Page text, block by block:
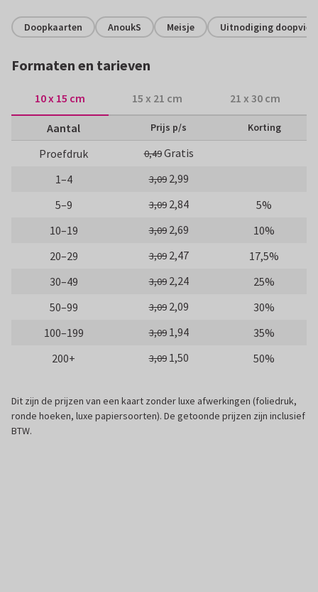
Doopkaarten AnoukS Meisje Uitnodiging
Formaten en tarieven
10 x 15 cm 15 x 21 cm 21 x 30 cm
Aantal Prijs p/s Korting
Proefdruk 0,49Gratis
1–4
3,09 2,99
5–9
3,09 2,84
5%
10–19
3,09 2,69
10%
20–29
3,09 2,47
17,5%
30–49
3,09 2,24
25%
50–99
3,09 2,09
30%
100–199
3,09 1,94
35%
200+
3,09 1,50 50%
Dit zijn de prijzen van een kaart zonder luxe afwerkingen (foliedruk,
ronde hoeken, luxe papiersoorten). De getoonde prijzen zijn inclusief
BTW.